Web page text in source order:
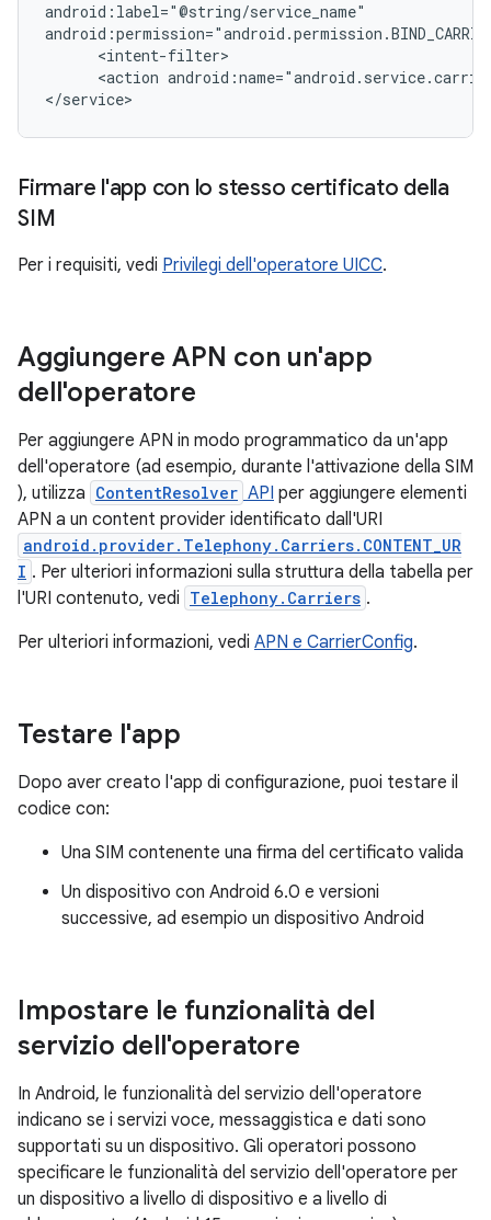
android:label="@string/service_name"
      <intent-filter>
<action
</service>
Firmare l'app con lo stesso certificato della
SIM
Per i requisiti, vedi Privilegi dell'operatore UICC.
Aggiungere APN con un'app
dell'operatore
Per aggiungere APN in modo programmatico da un'app
dell'operatore (ad esempio, durante l'attivazione della SIM
), utilizza ContentResolver API per aggiungere elementi
APN a un content provider identificato dall'URI
android.provider.Telephony.Carriers.CONTENT_UR
I . Per ulteriori informazioni sulla struttura della tabella per
l'URI contenuto, vedi Telephony.Carriers .
Per ulteriori informazioni, vedi APN e CarrierConfig.
Testare l'app
Dopo aver creato l'app di configurazione, puoi testare il
codice con:
Una SIM contenente una firma del certificato valida
Un dispositivo con Android 6.0 e versioni
successive, ad esempio un dispositivo Android
Impostare le funzionalità del
servizio dell'operatore
In Android, le funzionalità del servizio dell'operatore
indicano se i servizi voce, messaggistica e dati sono
supportati su un dispositivo. Gli operatori possono
specificare le funzionalità del servizio dell'operatore per
un dispositivo a livello di dispositivo e a livello di